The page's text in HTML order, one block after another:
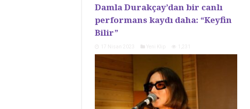
Damla Durakçay’dan bir canlı
performans kaydı daha: “Keyfin
Bilir”